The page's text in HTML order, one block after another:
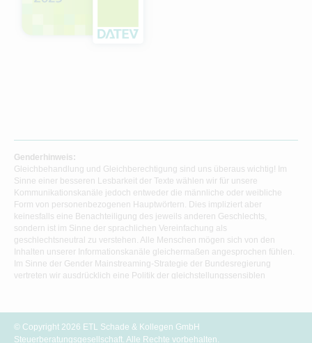
Genderhinweis:
Gleichbehandlung und Gleichberechtigung sind uns überaus wichtig! Im
Sinne einer besseren Lesbarkeit der Texte wählen wir für unsere
Kommunikationskanäle jedoch entweder die männliche oder weibliche
Form von personenbezogenen Hauptwörtern. Dies impliziert aber
keinesfalls eine Benachteiligung des jeweils anderen Geschlechts,
sondern ist im Sinne der sprachlichen Vereinfachung als
geschlechtsneutral zu verstehen. Alle Menschen mögen sich von den
Inhalten unserer Informationskanäle gleichermaßen angesprochen fühlen.
Im Sinne der Gender Mainstreaming-Strategie der Bundesregierung
vertreten wir ausdrücklich eine Politik der gleichstellungssensiblen
© Copyright 2026 ETL Schade & Kollegen GmbH
Steuerberatungsgesellschaft. Alle Rechte vorbehalten.